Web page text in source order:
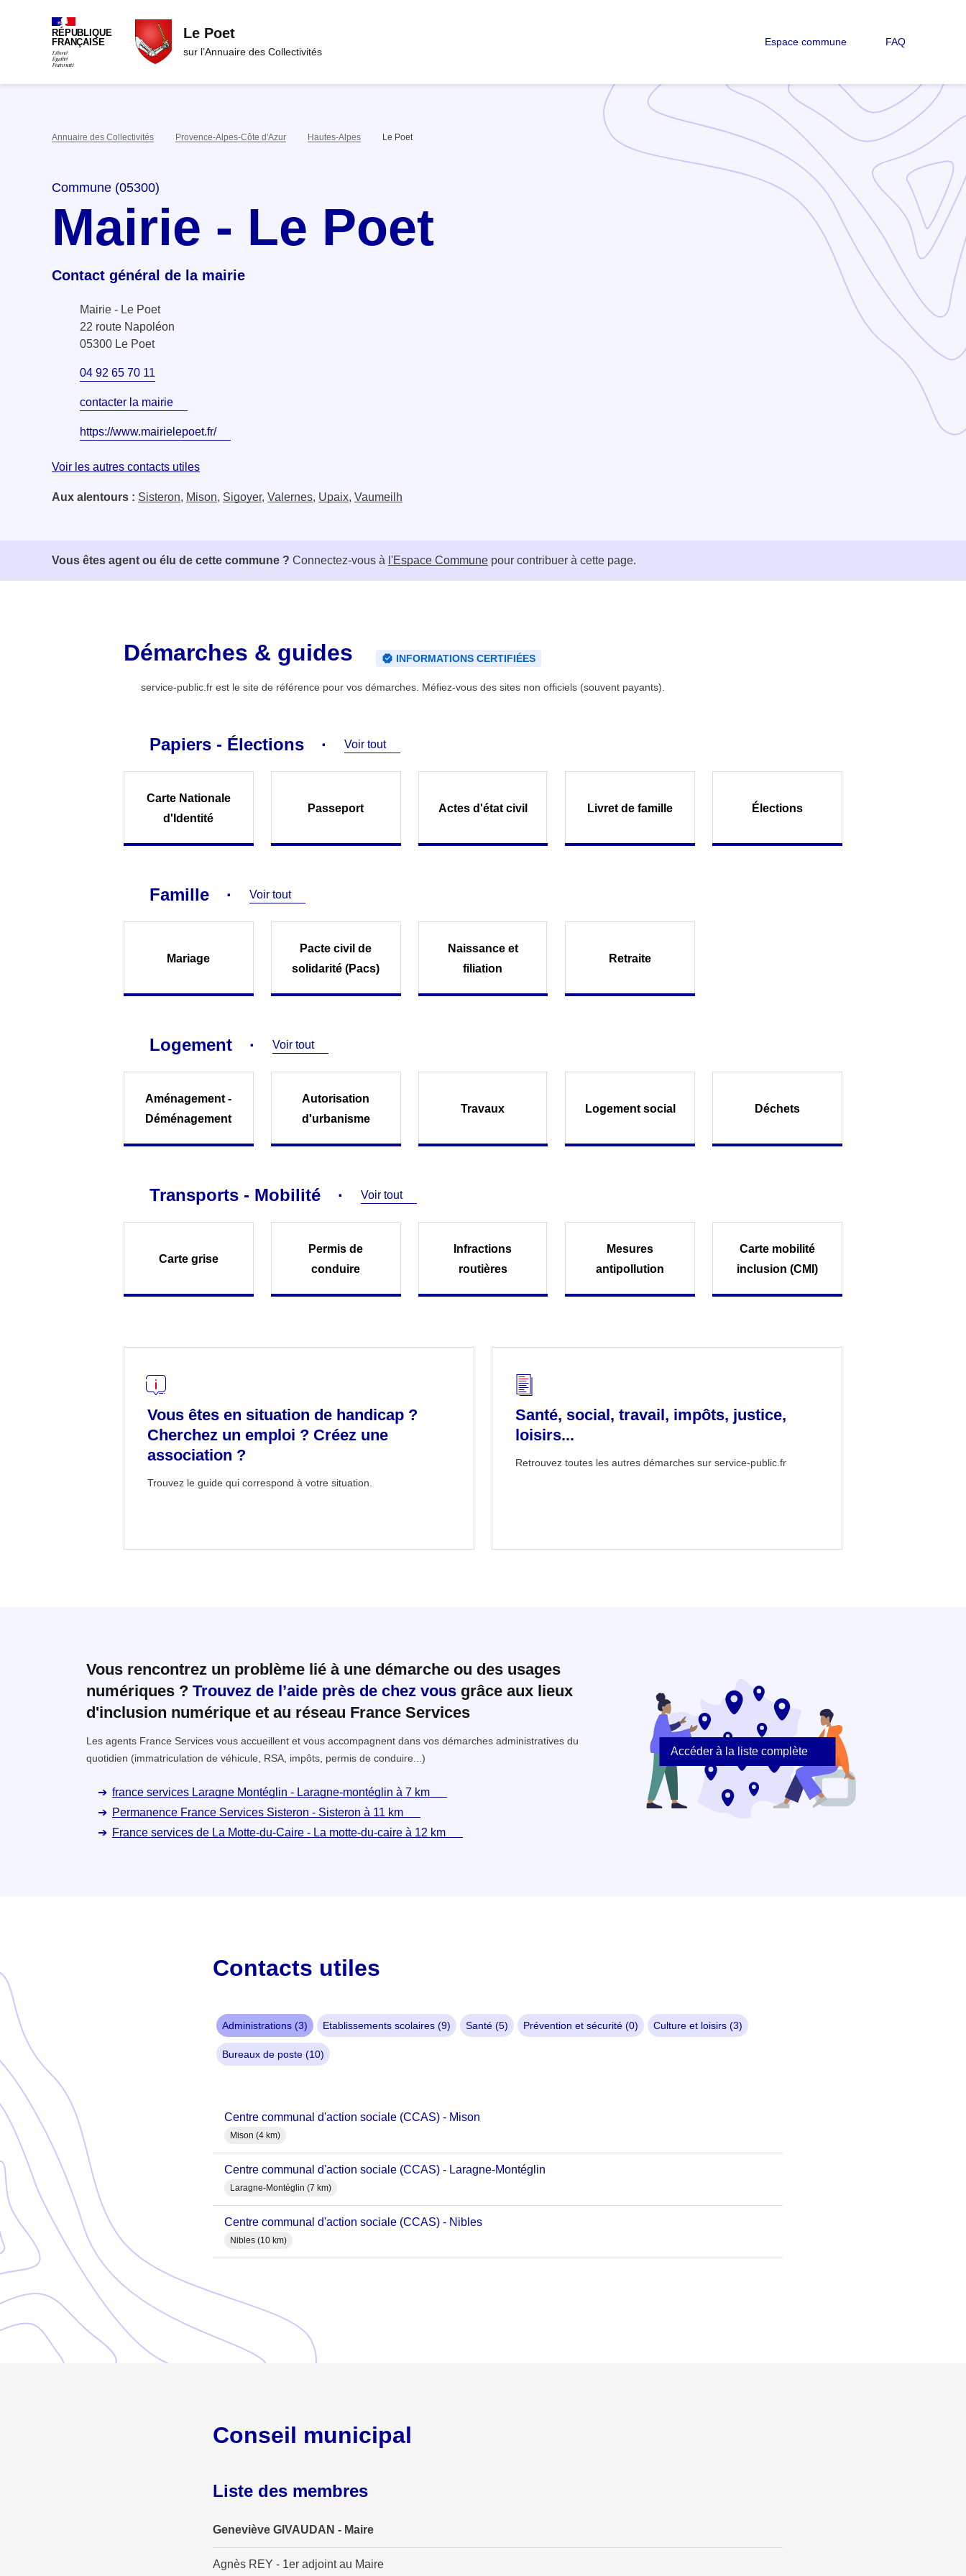
RÉPUBLIQUE
FRANÇAISE
Le Poet
sur l’Annuaire des Collectivités
Espace commune FAQ
Annuaire des Collectivités Provence-Alpes-Côte d'Azur Hautes-Alpes Le Poet
Commune (05300)
Mairie - Le Poet
Contact général de la mairie
Mairie - Le Poet
22 route Napoléon
05300 Le Poet
04 92 65 70 11
contacter la mairie
https://www.mairielepoet.fr/
Voir les autres contacts utiles
Aux alentours : Sisteron, Mison, Sigoyer, Valernes, Upaix, Vaumeilh
Vous êtes agent ou élu de cette commune ? Connectez-vous à l'Espace Commune pour contribuer à cette page.
Démarches & guides INFORMATIONS CERTIFIÉES
service-public.fr est le site de référence pour vos démarches. Méfiez-vous des sites non officiels (souvent payants).
Papiers - Élections Voir tout
Carte Nationale
d'Identité
Passeport Actes d'état civil Livret de famille Élections
Famille Voir tout
Mariage
Pacte civil de
solidarité (Pacs)
Naissance et
filiation
Retraite
Logement Voir tout
Aménagement -
Déménagement
Autorisation
d'urbanisme
Travaux Logement social Déchets
Transports - Mobilité Voir tout
Carte grise
Permis de
conduire
Infractions
routières
Mesures
antipollution
Carte mobilité
inclusion (CMI)
Vous êtes en situation de handicap ?
Cherchez un emploi ? Créez une
association ?
Trouvez le guide qui correspond à votre situation.
Santé, social, travail, impôts, justice,
loisirs...
Retrouvez toutes les autres démarches sur service-public.fr
Vous rencontrez un problème lié à une démarche ou des usages
numériques ? Trouvez de l’aide près de chez vous grâce aux lieux
d'inclusion numérique et au réseau France Services
Les agents France Services vous accueillent et vous accompagnent dans vos démarches administratives du
quotidien (immatriculation de véhicule, RSA, impôts, permis de conduire...)
france services Laragne Montéglin - Laragne-montéglin à 7 km
Permanence France Services Sisteron - Sisteron à 11 km
France services de La Motte-du-Caire - La motte-du-caire à 12 km
Accéder à la liste complète
Contacts utiles
Administrations (3) Etablissements scolaires (9) Santé (5) Prévention et sécurité (0) Culture et loisirs (3)
Bureaux de poste (10)
Centre communal d'action sociale (CCAS) - Mison
Mison (4 km)
Centre communal d'action sociale (CCAS) - Laragne-Montéglin
Laragne-Montéglin (7 km)
Centre communal d'action sociale (CCAS) - Nibles
Nibles (10 km)
Conseil municipal
Liste des membres
Geneviève GIVAUDAN - Maire
Agnès REY - 1er adjoint au Maire